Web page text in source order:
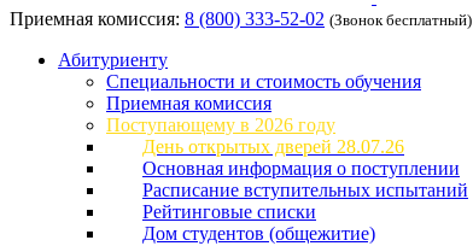
Приемная комиссия: 8 (800) 333-52-02 (Звонок бесплатный)
Абитуриенту
Специальности и стоимость обучения
Приемная комиссия
Поступающему в 2026 году
День открытых дверей 28.07.26
Основная информация о поступлении
Расписание вступительных испытаний
Рейтинговые списки
Дом студентов (общежитие)